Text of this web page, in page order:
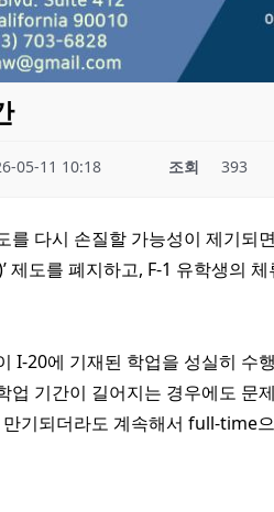
05-11 10:18 조회 393
를 다시 손질할 가능성이 제기
도를 폐지하고, F-1 유학생의
I-20에 기재된 학업을 성실히
업 기간이 길어지는 경우에도
기되더라도 계속해서 full-time